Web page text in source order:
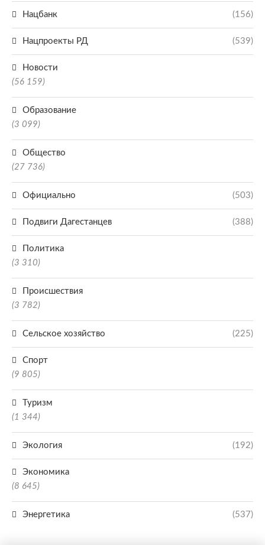
Нацбанк (156)
Нацпроекты РД (539)
Новости
(56 159)
Образование
(3 099)
Общество
(27 736)
Официально (503)
Подвиги Дагестанцев (388)
Политика
(3 310)
Происшествия
(3 782)
Сельское хозяйство (225)
Спорт
(9 805)
Туризм
(1 344)
Экология (192)
Экономика
(8 645)
Энергетика (537)